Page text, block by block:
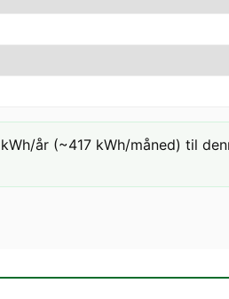
år (~417 kWh/måned) til